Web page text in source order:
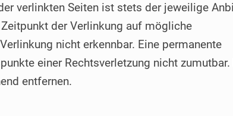
verlinkten Seiten ist stets der jeweilige
der Verlinkung auf mögliche
nicht erkennbar. Eine permanente
einer Rechtsverletzung nicht zumutbar.
entfernen.